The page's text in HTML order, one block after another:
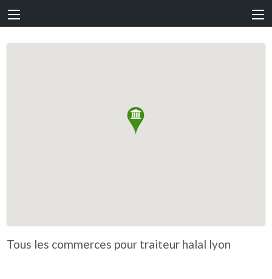
Tous les commerces pour traiteur halal lyon